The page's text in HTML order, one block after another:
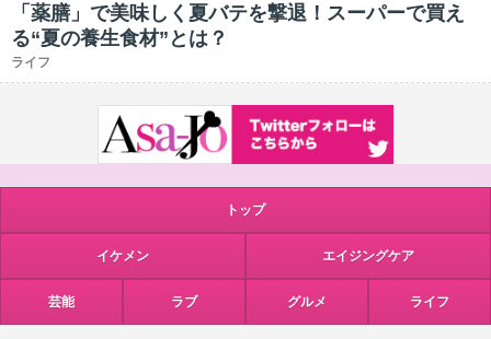
「薬膳」で美味しく夏バテを撃退！スーパーで買え
る“夏の養生食材”とは？
ライフ
トップ
イケメン エイジングケア
芸能 ラブ グルメ ライフ